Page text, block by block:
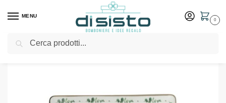
MENU
0
Home Shop Bomboniere